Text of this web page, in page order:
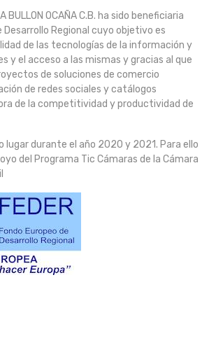
BULLON OCAÑA C.B. ha sido beneficiaria
Desarrollo Regional cuyo objetivo es
de las tecnologías de la información y
y el acceso a las mismas y gracias al que
de soluciones de comercio
de redes sociales y catálogos
de la competitividad y productividad de
lugar durante el año 2020 y 2021. Para ello
del Programa Tic Cámaras de la Cámara